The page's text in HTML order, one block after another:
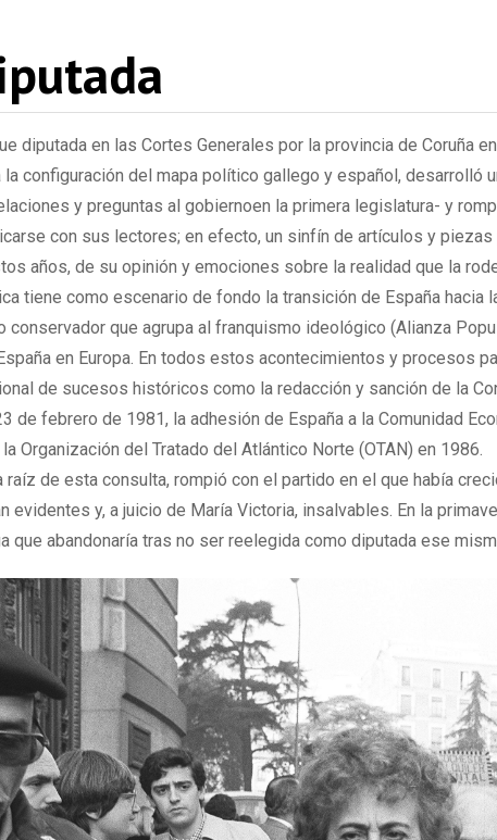
diputada en las Cortes Generales por la provincia de Coruña
configuración del mapa político gallego y español, desarrolló
y preguntas al gobiernoen la primera legislatura- y
con sus lectores; en efecto, un sinfín de artículos y
años, de su opinión y emociones sobre la realidad que la
tiene como escenario de fondo la transición de España hacia
conservador que agrupa al franquismo ideológico (Alianza
en Europa. En todos estos acontecimientos y procesos
de sucesos históricos como la redacción y sanción de la
de febrero de 1981, la adhesión de España a la Comunidad
Organización del Tratado del Atlántico Norte (OTAN) en 1986.
raíz de esta consulta, rompió con el partido en el que había
evidentes y, a juicio de María Victoria, insalvables. En la
que abandonaría tras no ser reelegida como diputada ese